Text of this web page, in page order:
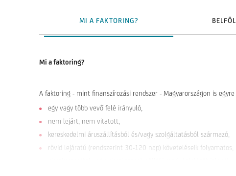
MI A FAKTORING?
Mi a faktoring?
A faktoring - mint finanszírozási rendszer - Magyarországon is
egy vagy több vevő felé irányuló,
nem lejárt, nem vitatott,
kereskedelmi áruszállításból és/vagy szolgáltatásból származó,
rövid lejáratú (rendszerint 30-120 nap) követeléseik folyamatos,